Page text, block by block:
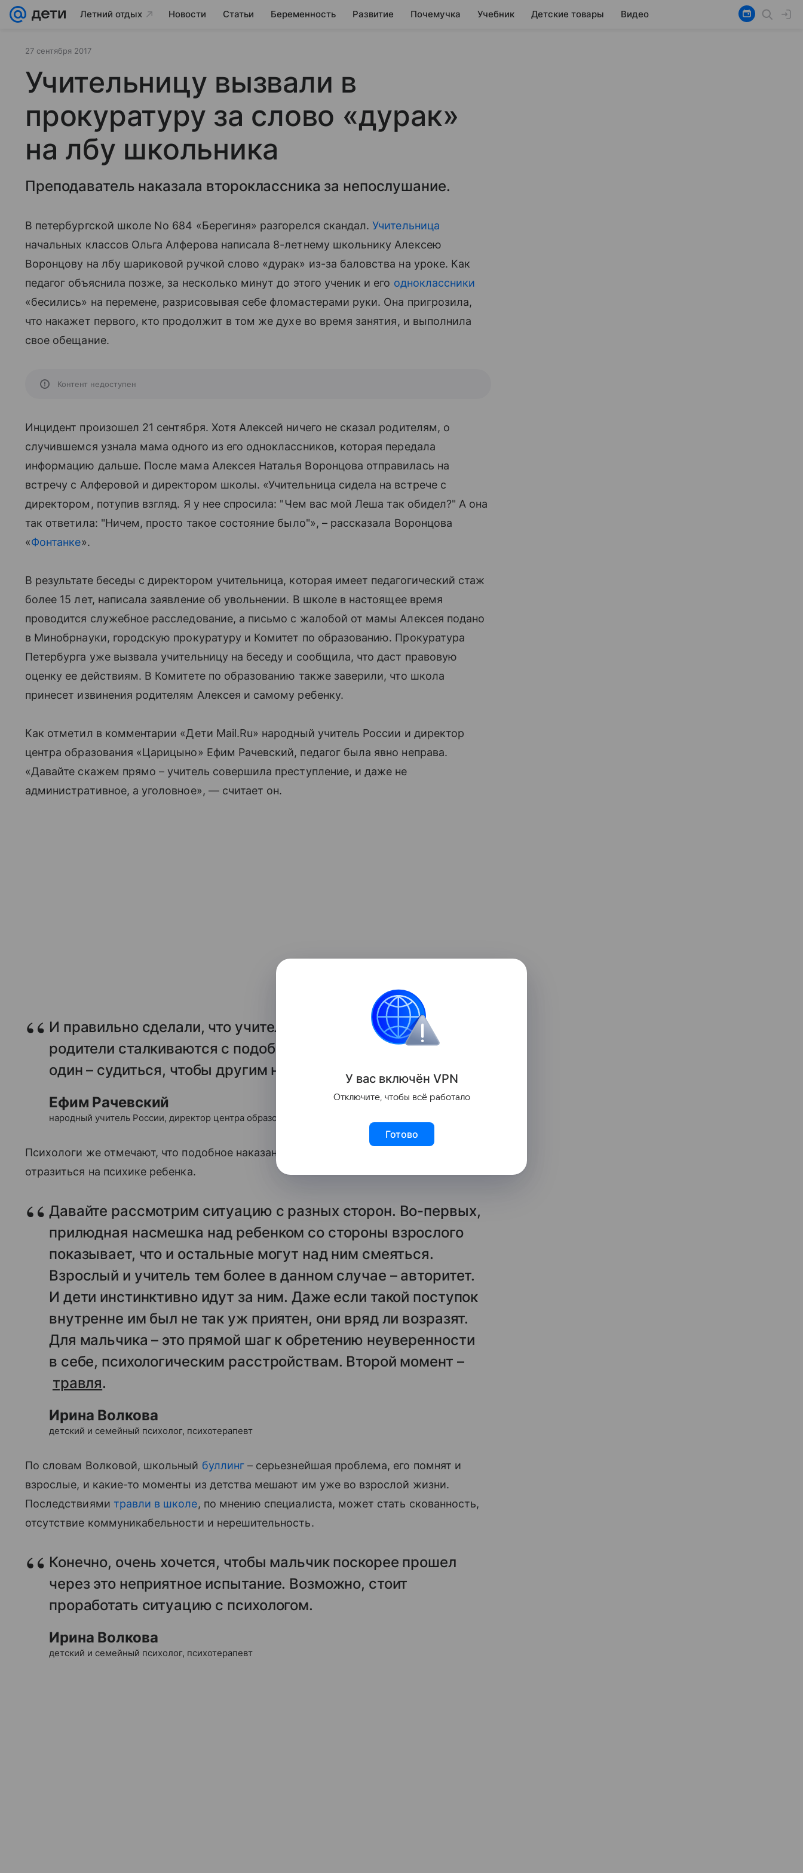
Летний отдых Новости Статьи Беременность Развитие Почемучка Учебник Детские товары Видео
27 сентября 2017
Учительницу вызвали в
прокуратуру за слово «дурак»
на лбу школьника
Преподаватель наказала второклассника за непослушание.
В петербургской школе No 684 «Берегиня» разгорелся скандал.Учительница
начальных классов Ольга Алферова написала 8-летнему школьнику Алексею
Воронцову на лбу шариковой ручкой слово «дурак» из-за баловства на уроке. Как
педагог объяснила позже, за несколько минут до этого ученик и его одноклассники
«бесились» на перемене, разрисовывая себе фломастерами руки. Она пригрозила,
что накажет первого, кто продолжит в том же духе во время занятия, и выполнила
свое обещание.
Контент недоступен
Инцидент произошел 21 сентября. Хотя Алексей ничего не сказал родителям, о
случившемся узнала мама одного из его одноклассников, которая передала
информацию дальше. После мама Алексея Наталья Воронцова отправилась на
встречу с Алферовой и директором школы. «Учительница сидела на встрече с
директором, потупив взгляд. Я у нее спросила: "Чем вас мой Леша так обидел?" А она
так ответила: "Ничем, просто такое состояние было"», – рассказала Воронцова
«Фонтанке».
В результате беседы с директором учительница, которая имеет педагогический стаж
более 15 лет, написала заявление об увольнении. В школе в настоящее время
проводится служебное расследование, а письмо с жалобой от мамы Алексея подано
в Минобрнауки, городскую прокуратуру и Комитет по образованию. Прокуратура
Петербурга уже вызвала учительницу на беседу и сообщила, что даст правовую
оценку ее действиям. В Комитете по образованию также заверили, что школа
принесет извинения родителям Алексея и самому ребенку.
Как отметил в комментарии «Дети Mail.Ru» народный учитель России и директор
центра образования «Царицыно» Ефим Рачевский, педагог была явно неправа.
«Давайте скажем прямо – учитель совершила преступление, и даже не
административное, а уголовное», — считает он.
И правильно сделали, что учительницу уволили. А если
родители сталкиваются с подобной историей, то выход только
один – судиться, чтобы другим неповадно было.
Ефим Рачевский
народный учитель России, директор центра образования «Царицыно»
Психологи же отмечают, что подобное наказание и ситуация в целом не могли не
отразиться на психике ребенка.
Давайте рассмотрим ситуацию с разных сторон. Во-первых,
прилюдная насмешка над ребенком со стороны взрослого
показывает, что и остальные могут над ним смеяться.
Взрослый и учитель тем более в данном случае – авторитет.
И дети инстинктивно идут за ним. Даже если такой поступок
внутренне им был не так уж приятен, они вряд ли возразят.
Для мальчика – это прямой шаг к обретению неуверенности
в себе, психологическим расстройствам. Второй момент –
травля.
Ирина Волкова
детский и семейный психолог, психотерапевт
По словам Волковой, школьный буллинг– серьезнейшая проблема, его помнят и
взрослые, и какие-то моменты из детства мешают им уже во взрослой жизни.
Последствиями травли в школе, по мнению специалиста, может стать скованность,
отсутствие коммуникабельности и нерешительность.
Конечно, очень хочется, чтобы мальчик поскорее прошел
через это неприятное испытание. Возможно, стоит
проработать ситуацию с психологом.
Ирина Волкова
детский и семейный психолог, психотерапевт
У вас включён VPN
Отключите, чтобы всё работало
Готово